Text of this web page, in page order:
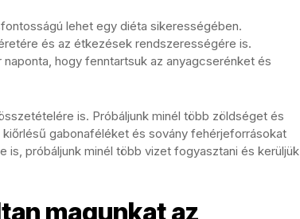
lehet egy diéta sikerességében.
és az étkezések rendszerességére is.
hogy fenntartsuk az anyagcserénket és
is. Próbáljunk minél több zöldséget és
gabonaféléket és sovány fehérjeforrásokat
próbáljunk minél több vizet fogyasztani és kerüljük
magunkat az